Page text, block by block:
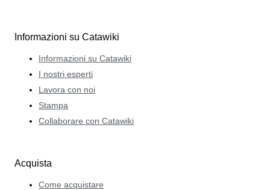
Informazioni su Catawiki
Informazioni su Catawiki
I nostri esperti
Lavora con noi
Stampa
Collaborare con Catawiki
Acquista
Come acquistare